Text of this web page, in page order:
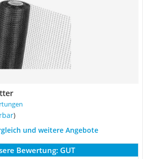
)
und weitere Angebote
Bewertung: GUT